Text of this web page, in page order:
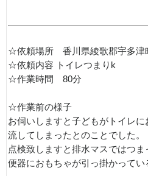
☆依頼場所 香川県綾歌郡宇多津
☆依頼内容 トイレつまりk
☆作業時間 80分
☆作業前の様子
お伺いしますと子どもがトイレ
流してしまったとのことでした。
点検致しますと排水マスではつま
便器におもちゃが引っ掛かってい